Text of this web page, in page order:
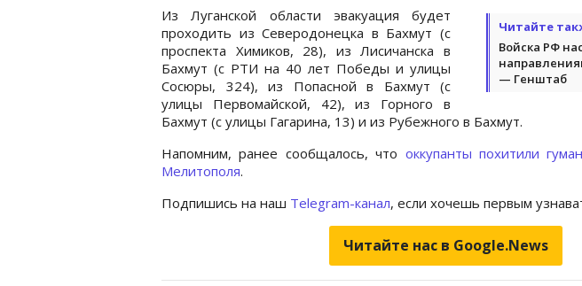
Читайте
Войска РФ
— Генштаб
Из Луганской области эвакуация будет
проходить из Северодонецка в Бахмут (с
проспекта Химиков, 28), из Лисичанска в
Бахмут (с РТИ на 40 лет Победы и улицы
Сосюры, 324), из Попасной в Бахмут (с
улицы Первомайской, 42), из Горного в
Бахмут (с улицы Гагарина, 13) и из Рубежного в Бахмут.
Напомним, ранее сообщалось, что оккупанты похитили
Мелитополя.
Подпишись на наш Telegram-канал, если хочешь первым
Читайте нас в Google.News